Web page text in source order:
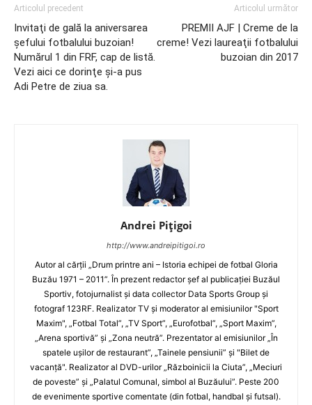
Articolul precedent
Invitaţi de gală la aniversarea
şefului fotbalului buzoian!
Numărul 1 din FRF, cap de listă.
Vezi aici ce dorinţe şi-a pus
Adi Petre de ziua sa.
Articolul următor
PREMII AJF | Creme de la
creme! Vezi laureaţii fotbalului
buzoian din 2017
Andrei Pițigoi
http://www.andreipitigoi.ro
Autor al cărţii „Drum printre ani – Istoria echipei de fotbal Gloria
Buzău 1971 – 2011”. În prezent redactor şef al publicaţiei Buzăul
Sportiv, fotojurnalist şi data collector Data Sports Group şi
fotograf 123RF. Realizator TV şi moderator al emisiunilor "Sport
Maxim", „Fotbal Total”, „TV Sport”, „Eurofotbal”, „Sport Maxim”,
„Arena sportivă” şi „Zona neutră”. Prezentator al emisiunilor „În
spatele uşilor de restaurant”, „Tainele pensiunii” şi "Bilet de
vacanţă". Realizator al DVD-urilor „Războinicii la Ciuta”, „Meciuri
de poveste” şi „Palatul Comunal, simbol al Buzăului”. Peste 200
de evenimente sportive comentate (din fotbal, handbal şi futsal).